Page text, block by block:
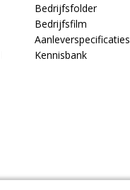
Bedrijfsfolder
Bedrijfsfilm
Aanleverspecificaties
Kennisbank